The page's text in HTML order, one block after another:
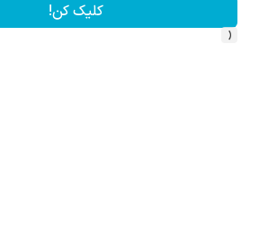
کلیک کن!
‹